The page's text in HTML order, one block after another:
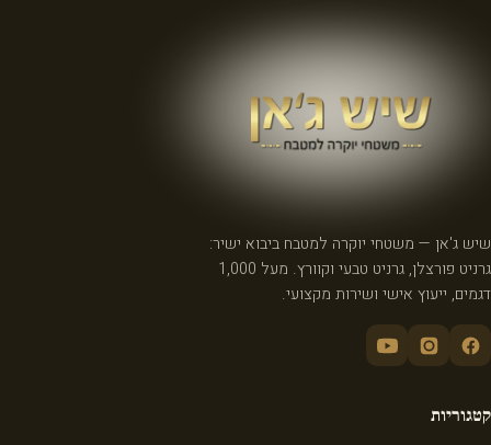
שיש ג'אן — משטחי יוקרה למטבח ביבוא ישיר:
גרניט פורצלן, גרניט טבעי וקוורץ. מעל 1,000
דגמים, ייעוץ אישי ושירות מקצועי.
קטגוריות